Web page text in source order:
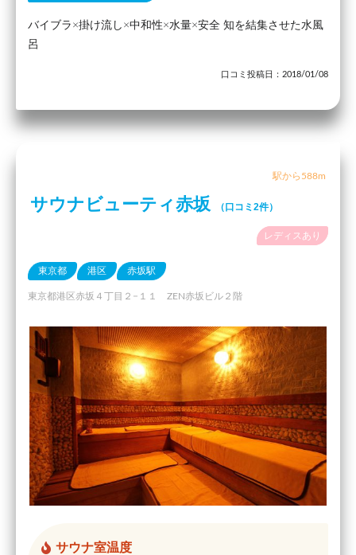
バイブラ×掛け流し×中和性×水量×安全 知を結集させた水風
呂
口コミ投稿日：2018/01/08
駅から588m
サウナビューティ赤坂 （口コミ2件）
レディスあり
東京都 港区 赤坂駅
東京都港区赤坂４丁目２−１１ ZEN赤坂ビル２階
サウナ室温度